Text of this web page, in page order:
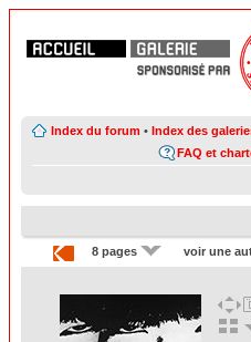
Index du forum • Index des
FAQ et
8 pages voir une